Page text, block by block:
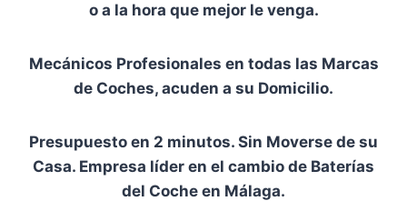
o a la hora que mejor le venga.
Mecánicos Profesionales en todas las Marcas
de Coches, acuden a su Domicilio.
Presupuesto en 2 minutos. Sin Moverse de su
Casa. Empresa líder en el cambio de Baterías
del Coche en Málaga.